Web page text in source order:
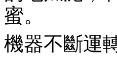
蜜。
機器不斷運